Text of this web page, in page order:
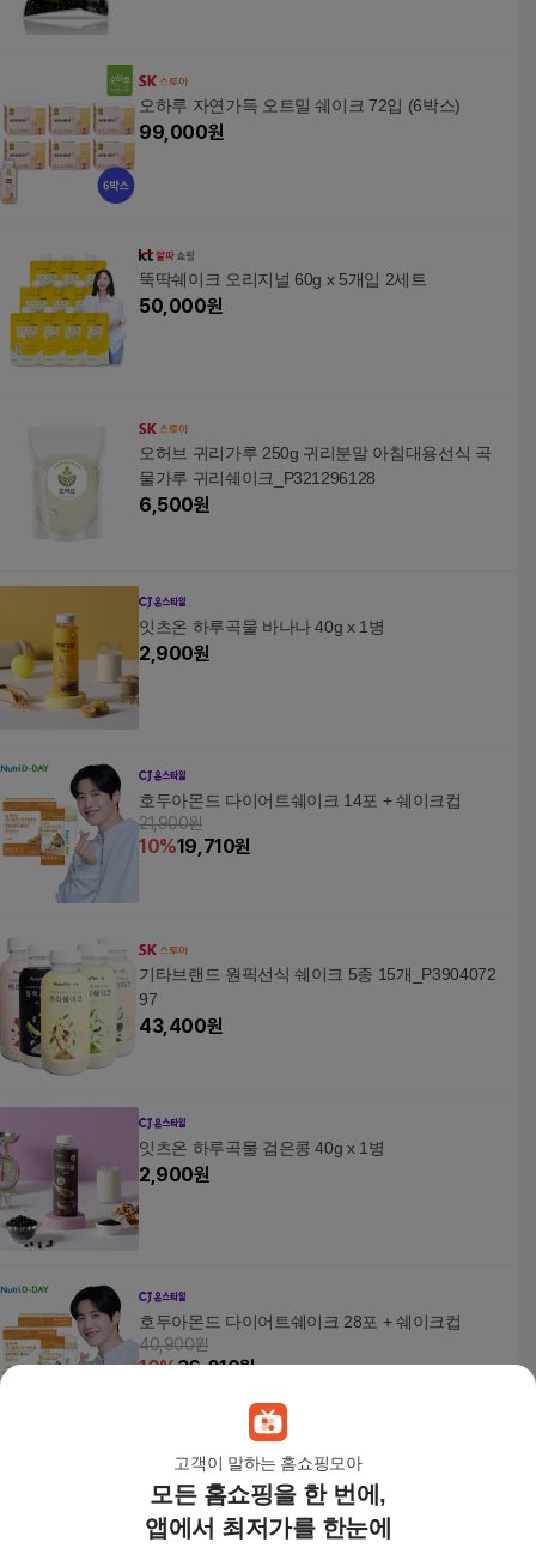
고객이 말하는 홈쇼핑모아
모든 홈쇼핑을 한 번에,
앱에서 최저가를 한눈에
오하루 자연가득 오트밀 쉐이크 72입 (6박스)
99,000원
뚝딱쉐이크 오리지널 60g x 5개입 2세트
50,000원
오허브 귀리가루 250g 귀리분말 아침대용선식 곡
물가루 귀리쉐이크_P321296128
6,500원
잇츠온 하루곡물 바나나 40g x 1병
2,900원
호두아몬드 다이어트쉐이크 14포 + 쉐이크컵
21,900원
10%19,710원
기타브랜드 원픽선식 쉐이크 5종 15개_P3904072
97
43,400원
잇츠온 하루곡물 검은콩 40g x 1병
2,900원
호두아몬드 다이어트쉐이크 28포 + 쉐이크컵
40,900원
10%36,810원
다이어트 쉐이크 해피믹스 28포 + 쉐이크컵
40,900원
10%36,810원